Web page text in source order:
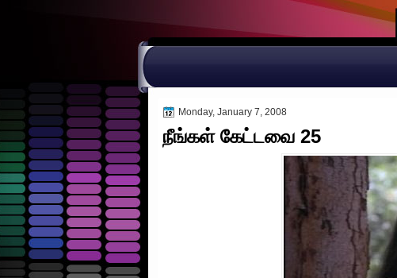
Monday, January 7, 2008
நீங்கள் கேட்டவை 25